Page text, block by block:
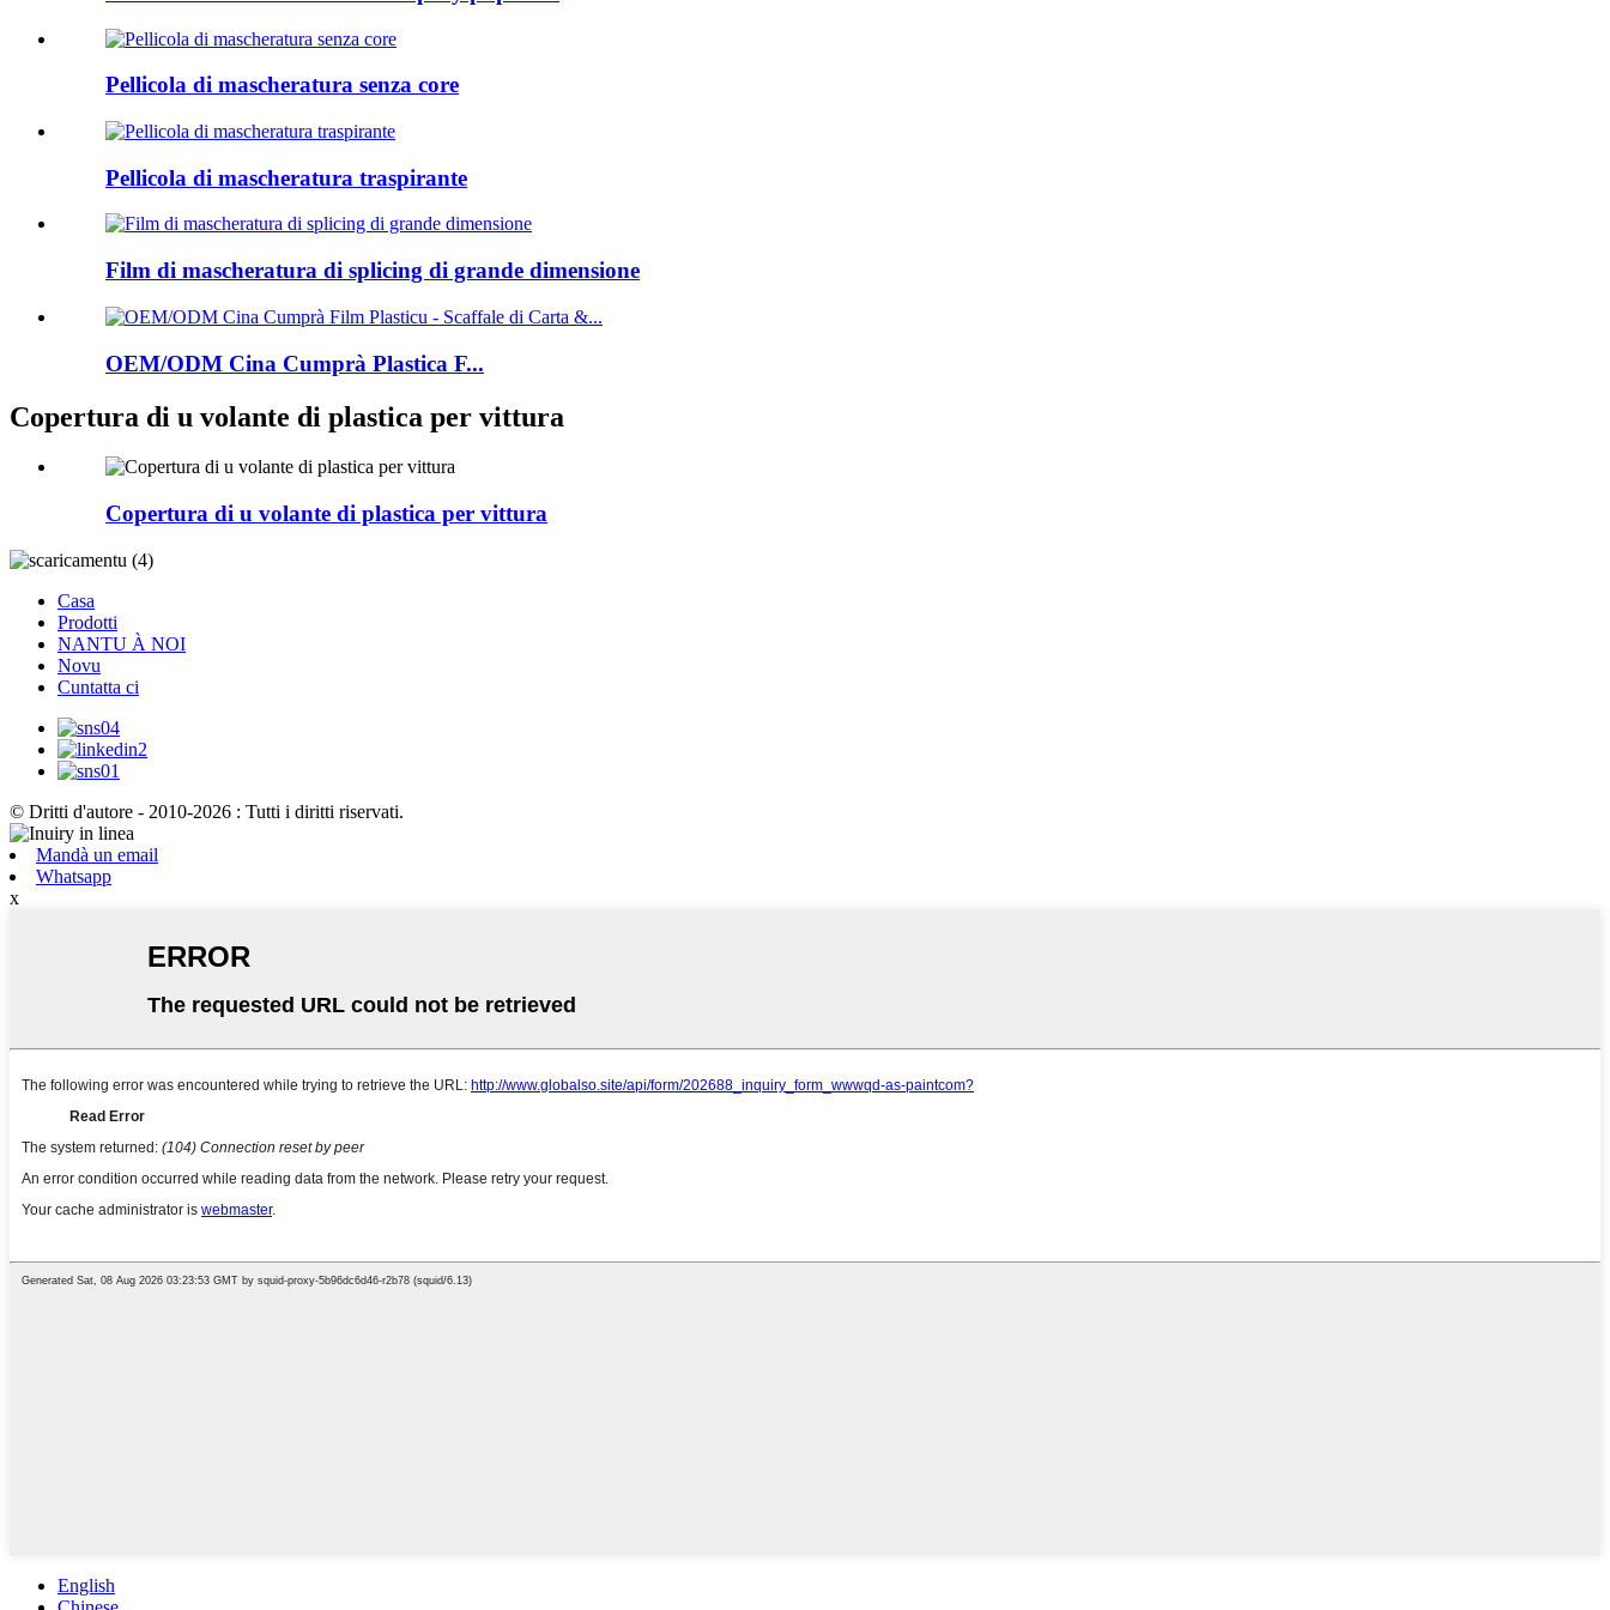
Pellicola di mascheratura senza core
Pellicola di mascheratura traspirante
Film di mascheratura di splicing di grande dimensione
OEM/ODM Cina Cumprà Plastica F...
Copertura di u volante di plastica per vittura
Copertura di u volante di plastica per vittura
Casa
Prodotti
NANTU À NOI
Novu
Cuntatta ci
© Dritti d'autore - 2010-2026 : Tutti i diritti riservati.
Mandà un email
Whatsapp
x
English